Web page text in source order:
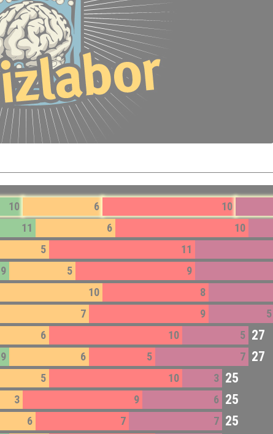
10 6 10
11 6 10
5 11
9 5 9
10 8
7 9 5
6 10 5 27
9 6 5 7 27
5 10 3 25
3 9 6 25
6 7 7 25